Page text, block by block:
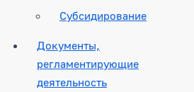
Субсидирование
Документы,
регламентирующие
деятельность